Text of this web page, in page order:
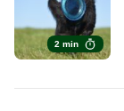
2 min